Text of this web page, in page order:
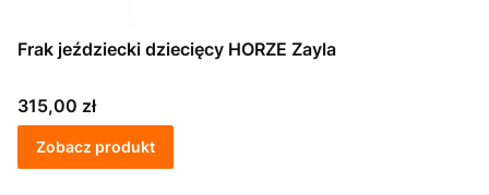
Frak jeździecki dziecięcy HORZE Zayla
Cena
315,00 zł
Zobacz produkt